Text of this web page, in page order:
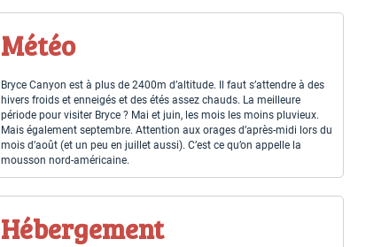
Météo
Bryce Canyon est à plus de 2400m d’altitude. Il faut s’attendre à des
hivers froids et enneigés et des étés assez chauds. La meilleure
période pour visiter Bryce ? Mai et juin, les mois les moins pluvieux.
Mais également septembre. Attention aux orages d’après-midi lors du
mois d’août (et un peu en juillet aussi). C’est ce qu’on appelle la
mousson nord-américaine.
Hébergement